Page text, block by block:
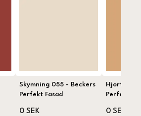
Skymning 055 - Beckers
Perfekt Fasad
0 SEK
Hjortron
Perfekt
0 SEK